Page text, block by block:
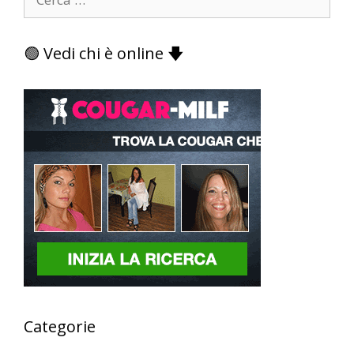
per:
🟢 Vedi chi è online 🡇
Categorie